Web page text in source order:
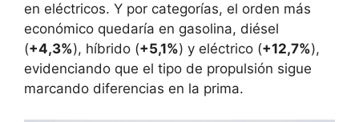
en eléctricos. Y por categorías, el orden más
económico quedaría en gasolina, diésel
(+4,3%), híbrido (+5,1%) y eléctrico (+12,7%),
evidenciando que el tipo de propulsión sigue
marcando diferencias en la prima.